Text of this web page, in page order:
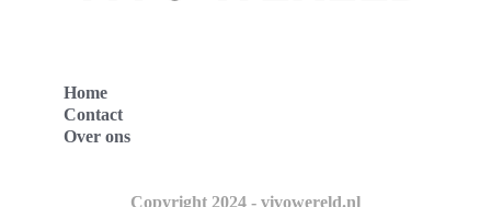
Home
Contact
Over ons
Copyright 2024 - vivowereld.nl